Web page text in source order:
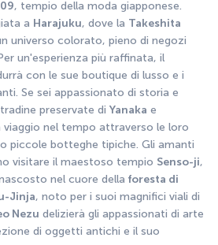
, tempio della moda giapponese.
a Harajuku, dove la Takeshita
universo colorato, pieno di negozi
un'esperienza più raffinata, il
con le sue boutique di lusso e i
Se sei appassionato di storia e
preservate di Yanaka
nel tempo attraverso le loro
piccole botteghe tipiche. Gli amanti
visitare il maestoso tempio Senso-ji,
nel cuore della foresta di
Jinja, noto per i suoi magnifici viali di
Nezu delizierà gli appassionati di arte
di oggetti antichi e il suo